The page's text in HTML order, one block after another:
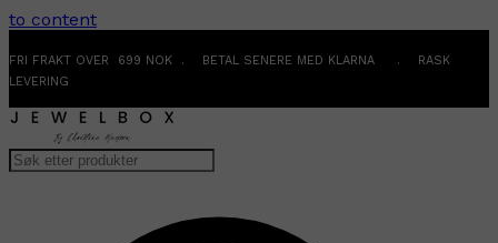
to content
FRI FRAKT OVER 699 NOK . BETAL SENERE MED KLARNA . RASK
LEVERING